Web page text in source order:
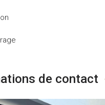
de contact